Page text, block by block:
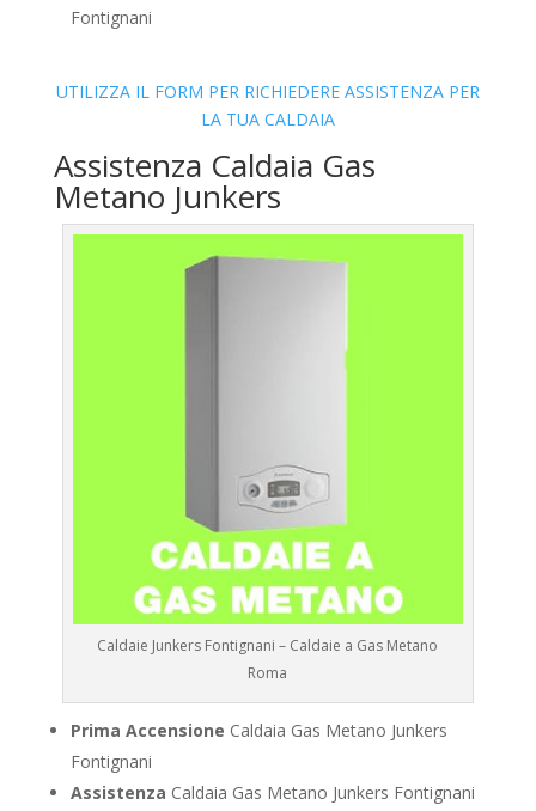
Fontignani
UTILIZZA IL FORM PER RICHIEDERE ASSISTENZA PER
LA TUA CALDAIA
Assistenza Caldaia Gas
Metano Junkers
Caldaie Junkers Fontignani – Caldaie a Gas Metano
Roma
Prima Accensione Caldaia Gas Metano Junkers
Fontignani
Assistenza Caldaia Gas Metano Junkers Fontignani